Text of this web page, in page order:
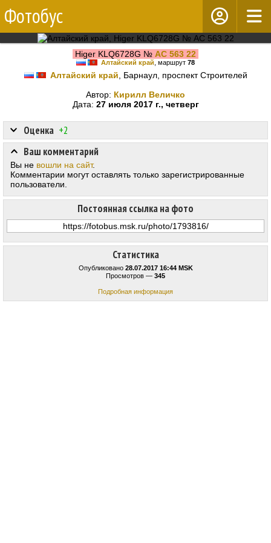
Фотобус
Higer KLQ6728G № АС 563 22
Алтайский край , маршрут 78
Алтайский край , Барнаул, проспект Строителей
Автор: Кирилл Величко
Дата: 27 июля 2017 г., четверг
Статистика
Опубликовано 28.07.2017 16:44 MSK
Просмотров — 345
Подробная информация
Оценка +2
Постоянная ссылка на фото
Ваш комментарий
Вы не вошли на сайт.
Комментарии могут оставлять только зарегистрированные
пользователи.